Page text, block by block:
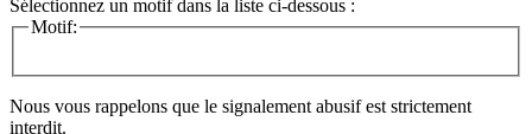
Sélectionnez un motif dans la liste ci-dessous :
Motif:
Nous vous rappelons que le signalement abusif est strictement
interdit.